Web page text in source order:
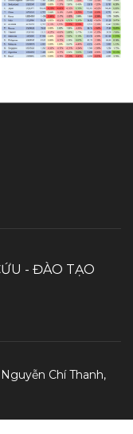
- ĐÀO TẠO
Chí Thanh,